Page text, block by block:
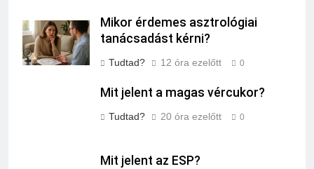
Mikor érdemes asztrológiai
tanácsadást kérni?
Tudtad? 12 óra ezelőtt 0
Mit jelent a magas vércukor?
Tudtad? 20 óra ezelőtt 0
Mit jelent az ESP?